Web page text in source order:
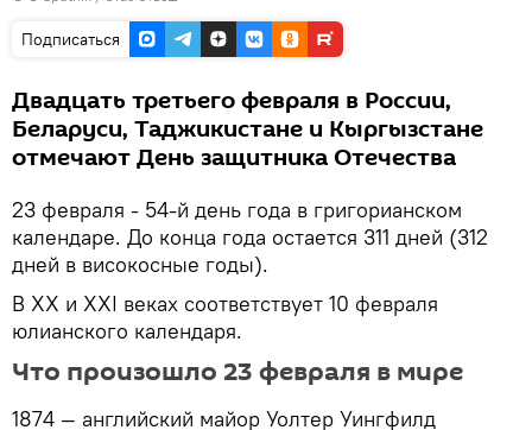
Подписаться
Двадцать третьего февраля в России,
Беларуси, Таджикистане и Кыргызстане
отмечают День защитника Отечества
23 февраля - 54-й день года в григорианском
календаре. До конца года остается 311 дней (312
дней в високосные годы).
В XX и XXI веках соответствует 10 февраля
юлианского календаря.
Что произошло 23 февраля в мире
1874 — английский майор Уолтер Уингфилд